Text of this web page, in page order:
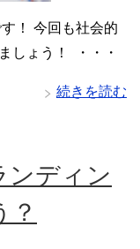
！ 今回も社会的
しょう！ ・・・
続きを読む
ンディン
？